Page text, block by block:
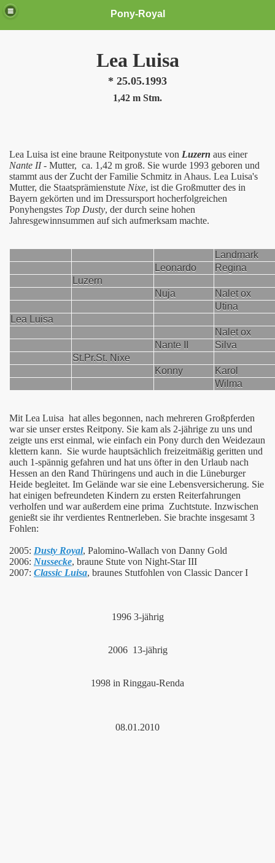
Pony-Royal
Lea Luisa
* 25.05.1993
1,42 m Stm.
Lea Luisa ist eine braune Reitponystute von Luzern aus einer
Nante II- Mutter, ca. 1,42 m groß. Sie wurde 1993 geboren und
stammt aus der Zucht der Familie Schmitz in Ahaus. Lea Luisa's
Mutter, die Staatsprämienstute Nixe, ist die Großmutter des in
Bayern gekörten und im Dressursport hocherfolgreichen
Ponyhengstes Top Dusty, der durch seine hohen
Jahresgewinnsummen auf sich aufmerksam machte.
Landmark
Leonardo
Regina
Luzern
Nuja
Nalet ox
Utina
Lea Luisa
Nalet ox
Nante II
Silva
St.Pr.St. Nixe
Konny
Karol
Wilma
Mit Lea Luisa hat alles begonnen, nach mehreren Großpferden
war sie unser erstes Reitpony. Sie kam als 2-jährige zu uns und
zeigte uns erst einmal, wie einfach ein Pony durch den Weidezaun
klettern kann. Sie wurde hauptsächlich freizeitmäßig geritten und
auch 1-spännig gefahren und hat uns öfter in den Urlaub nach
Hessen an den Rand Thüringens und auch in die Lüneburger
Heide begleitet. Im Gelände war sie eine Lebensversicherung. Sie
hat einigen befreundeten Kindern zu ersten Reiterfahrungen
verholfen und war außerdem eine prima Zuchtstute. Inzwischen
genießt sie ihr verdientes Rentnerleben. Sie brachte insgesamt 3
Fohlen:
2005: Dusty Royal, Palomino-Wallach von Danny Gold
2006: Nussecke, braune Stute von Night-Star III
2007: Classic Luisa, braunes Stutfohlen von Classic Dancer I
1996 3-jährig
2006 13-jährig
1998 in Ringgau-Renda
08.01.2010